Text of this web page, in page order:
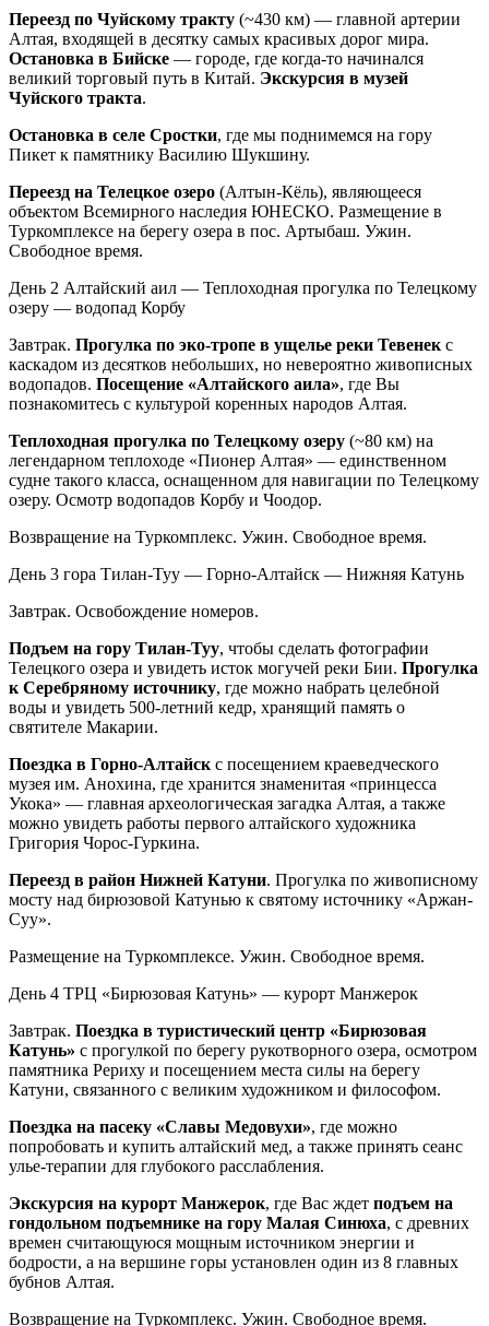
Переезд по Чуйскому тракту (~430 км) — главной артерии
Алтая, входящей в десятку самых красивых дорог мира.
Остановка в Бийске — городе, где когда-то начинался
великий торговый путь в Китай. Экскурсия в музей
Чуйского тракта.
Остановка в селе Сростки, где мы поднимемся на гору
Пикет к памятнику Василию Шукшину.
Переезд на Телецкое озеро (Алтын-Кёль), являющееся
объектом Всемирного наследия ЮНЕСКО. Размещение в
Туркомплексе на берегу озера в пос. Артыбаш. Ужин.
Свободное время.
День 2 Алтайский аил — Теплоходная прогулка по Телецкому
озеру — водопад Корбу
Завтрак. Прогулка по эко-тропе в ущелье реки Тевенек с
каскадом из десятков небольших, но невероятно живописных
водопадов. Посещение «Алтайского аила», где Вы
познакомитесь с культурой коренных народов Алтая.
Теплоходная прогулка по Телецкому озеру (~80 км) на
легендарном теплоходе «Пионер Алтая» — единственном
судне такого класса, оснащенном для навигации по Телецкому
озеру. Осмотр водопадов Корбу и Чоодор.
Возвращение на Туркомплекс. Ужин. Свободное время.
День 3 гора Тилан-Туу — Горно-Алтайск — Нижняя Катунь
Завтрак. Освобождение номеров.
Подъем на гору Тилан-Туу, чтобы сделать фотографии
Телецкого озера и увидеть исток могучей реки Бии. Прогулка
к Серебряному источнику, где можно набрать целебной
воды и увидеть 500-летний кедр, хранящий память о
святителе Макарии.
Поездка в Горно-Алтайск с посещением краеведческого
музея им. Анохина, где хранится знаменитая «принцесса
Укока» — главная археологическая загадка Алтая, а также
можно увидеть работы первого алтайского художника
Григория Чорос-Гуркина.
Переезд в район Нижней Катуни. Прогулка по живописному
мосту над бирюзовой Катунью к святому источнику «Аржан-
Суу».
Размещение на Туркомплексе. Ужин. Свободное время.
День 4 ТРЦ «Бирюзовая Катунь» — курорт Манжерок
Завтрак. Поездка в туристический центр «Бирюзовая
Катунь» с прогулкой по берегу рукотворного озера, осмотром
памятника Рериху и посещением места силы на берегу
Катуни, связанного с великим художником и философом.
Поездка на пасеку «Славы Медовухи», где можно
попробовать и купить алтайский мед, а также принять сеанс
улье-терапии для глубокого расслабления.
Экскурсия на курорт Манжерок, где Вас ждет подъем на
гондольном подъемнике на гору Малая Синюха, с древних
времен считающуюся мощным источником энергии и
бодрости, а на вершине горы установлен один из 8 главных
бубнов Алтая.
Возвращение на Туркомплекс. Ужин. Свободное время.